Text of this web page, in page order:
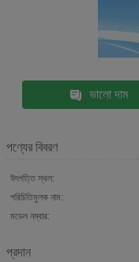
ভালো দাম
পণ্যের বিবরণ
উৎপত্তি স্থল:
পরিচিতিমুলক নাম:
মডেল নম্বার:
প্রদান